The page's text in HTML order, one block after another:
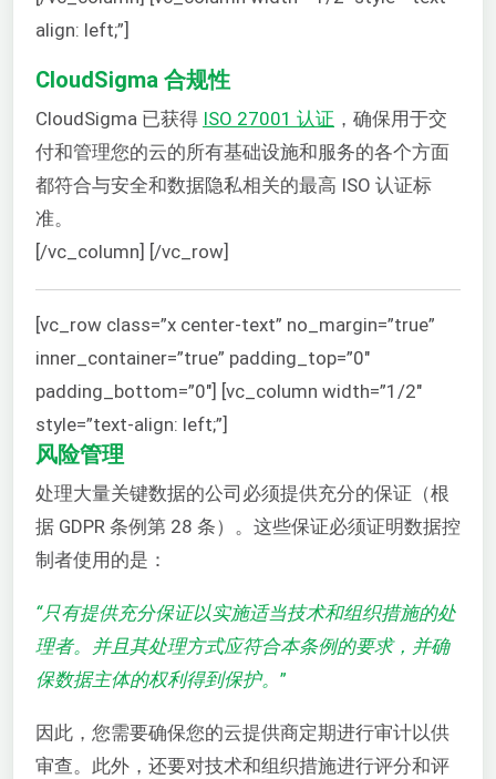
align: left;”]
CloudSigma 合规性
CloudSigma 已获得 ISO 27001 认证 ，确保用于交
付和管理您的云的所有基础设施和服务的各个方面
都符合与安全和数据隐私相关的最高 ISO 认证标
准。
[/vc_column] [/vc_row]
[vc_row class=”x center-text” no_margin=”true”
inner_container=”true” padding_top=”0″
padding_bottom=”0″] [vc_column width=”1/2″
style=”text-align: left;”]
风险管理
处理大量关键数据的公司必须提供充分的保证（根
据 GDPR 条例第 28 条）。这些保证必须证明数据控
制者使用的是：
“只有提供充分保证以实施适当技术和组织措施的处
理者。并且其处理方式应符合本条例的要求，并确
保数据主体的权利得到保护。 ”
因此，您需要确保您的云提供商定期进行审计以供
审查。此外，还要对技术和组织措施进行评分和评